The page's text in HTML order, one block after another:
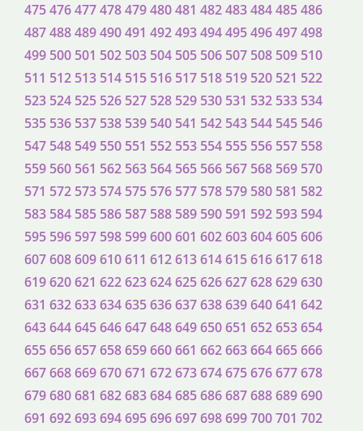
475476477478479480481 482483484485486
487488489490491 492493494495496497498
499 500 501 502 503 504 505 506 507 508 509 510
511 512 513 514 515 516 517 518 519 520 521 522
523 524 525 526 527 528 529 530 531 532 533 534
535 536 537 538 539 540 541 542 543 544 545 546
547 548 549 550 551 552 553 554 555 556 557 558
559 560 561 562 563 564 565 566 567 568 569 570
571 572 573 574 575 576 577 578 579 580 581 582
583 584 585 586 587 588 589 590 591 592 593 594
595 596 597 598 599600601 602603604605606
607608609610611 612613614615616617618
619620621 622623624625626627628629630
631 632633634635636637638639640641 642
643644645646647648649650651 652653654
655656657658659660661 662663664665666
667668669670671 672673674675676677678
679680681 682683684685686687688689690
691 692693694695696697698699700701 702